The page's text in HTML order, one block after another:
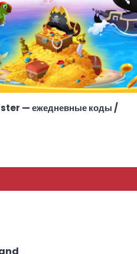
— ежедневные коды /